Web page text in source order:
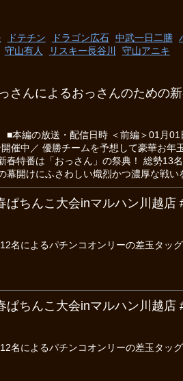
ドテチン ドラゴン広石 中武一日二膳
守山有人 リスキー長谷川 守山アニキ
さんによるおっさんのための
本編の放送・配信日時 ＜前編＞01月
催中／ 優勝チームを予想して豪華お
特番は「おっさん」の祭典！ 総勢13
開けにふさわしい熾烈かつ濃厚な戦い
ちんこ大会inマルハン川越店
名によるパチンコオンリーの差玉タッ
ちんこ大会inマルハン川越店
名によるパチンコオンリーの差玉タッ